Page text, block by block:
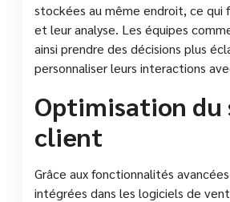
stockées au même endroit, ce qui
et leur analyse. Les équipes
ainsi prendre des décisions plus
personnaliser leurs interactions
Optimisation du
client
Grâce aux fonctionnalités
intégrées dans les logiciels de